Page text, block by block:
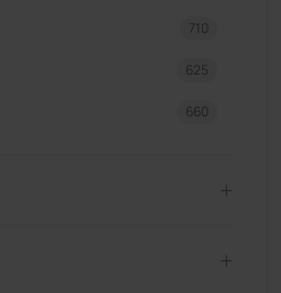
710
625
660